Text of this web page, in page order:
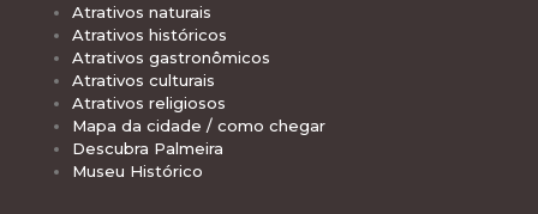
Atrativos naturais
Atrativos históricos
Atrativos gastronômicos
Atrativos culturais
Atrativos religiosos
Mapa da cidade / como chegar
Descubra Palmeira
Museu Histórico